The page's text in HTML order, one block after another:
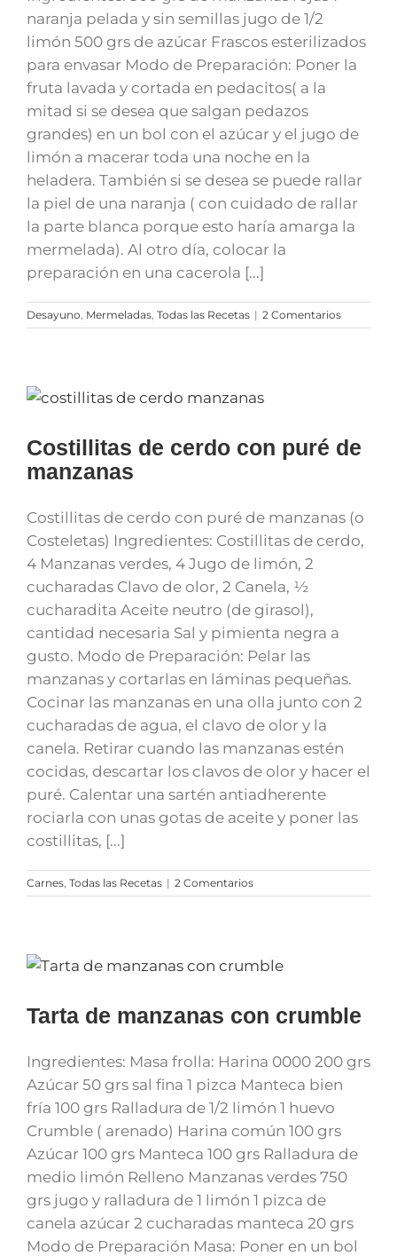
naranja pelada y sin semillas jugo de 1/2
limón 500 grs de azúcar Frascos esterilizados
para envasar Modo de Preparación: Poner la
fruta lavada y cortada en pedacitos( a la
mitad si se desea que salgan pedazos
grandes) en un bol con el azúcar y el jugo de
limón a macerar toda una noche en la
heladera. También si se desea se puede rallar
la piel de una naranja ( con cuidado de rallar
la parte blanca porque esto haría amarga la
mermelada). Al otro día, colocar la
preparación en una cacerola [...]
Desayuno Mermeladas Todas las Recetas | 2 Comentarios
Costillitas de cerdo con puré de
manzanas
Costillitas de cerdo con puré de manzanas (o
Costeletas) Ingredientes: Costillitas de cerdo,
4 Manzanas verdes, 4 Jugo de limón, 2
cucharadas Clavo de olor, 2 Canela, ½
cucharadita Aceite neutro (de girasol),
cantidad necesaria Sal y pimienta negra a
gusto. Modo de Preparación: Pelar las
manzanas y cortarlas en láminas pequeñas.
Cocinar las manzanas en una olla junto con 2
cucharadas de agua, el clavo de olor y la
canela. Retirar cuando las manzanas estén
cocidas, descartar los clavos de olor y hacer el
puré. Calentar una sartén antiadherente
rociarla con unas gotas de aceite y poner las
costillitas, [...]
Carnes Todas las Recetas | 2 Comentarios
Tarta de manzanas con crumble
Ingredientes: Masa frolla: Harina 0000 200 grs
Azúcar 50 grs sal fina 1 pizca Manteca bien
fría 100 grs Ralladura de 1/2 limón 1 huevo
Crumble ( arenado) Harina común 100 grs
Azúcar 100 grs Manteca 100 grs Ralladura de
medio limón Relleno Manzanas verdes 750
grs jugo y ralladura de 1 limón 1 pizca de
canela azúcar 2 cucharadas manteca 20 grs
Modo de Preparación Masa: Poner en un bol